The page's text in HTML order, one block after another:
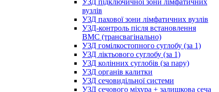
УЗД підключичної зони лімфатичних
вузлів
УЗД пахової зони лімфатичних вузлів
УЗД-контроль після встановлення
ВМС (трансвагінально)
УЗД гомілкостопного суглобу (за 1)
УЗД ліктьового суглобу (за 1)
УЗД колінних суглобів (за пару)
УЗД органів калитки
УЗД сечовидільної системи
УЗД сечового міхура + залишкова сеча